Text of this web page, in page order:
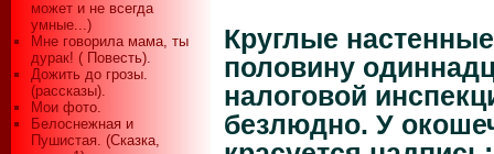
может и не всегда
умные...)
Мне говорила мама, ты
дурак! ( Повесть).
Дожить до грозы.
(рассказы).
Мои фото.
Белоснежная и
Пушистая. (Сказка,
Круглые
половину
налоговой
безлюдно. У